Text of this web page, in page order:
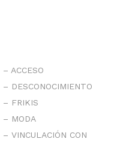
ACCESO
DESCONOCIMIENTO
– FRIKIS
– MODA
VINCULACIÓN CON